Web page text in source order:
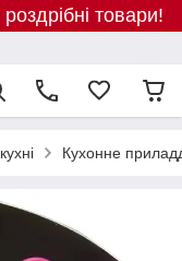
товари!
Кухонне